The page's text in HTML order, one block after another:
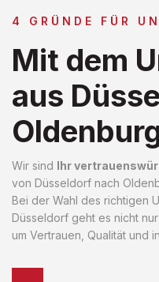
4 GRÜNDE FÜR
Mit dem
aus
Wir sind Ihr
von Düsseldorf nach
Bei der Wahl des richtigen
Düsseldorf geht es nicht
um Vertrauen, Qualität und